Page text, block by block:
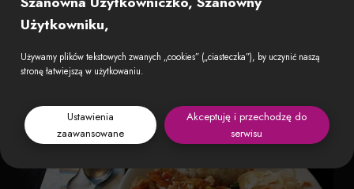
Użytkowniku,
Używamy plików tekstowych zwanych „cookies” („ciasteczka”), by uczynić naszą
stronę łatwiejszą w użytkowaniu.
Ustawienia
zaawansowane
Akceptuję i przechodzę do
serwisu